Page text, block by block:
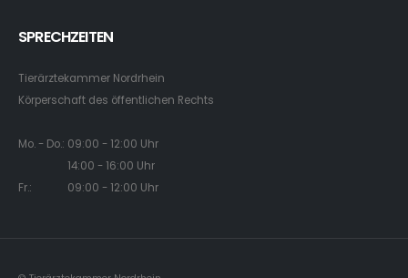
SPRECHZEITEN
Tierärztekammer Nordrhein
Körperschaft des öffentlichen Rechts
Mo. - Do.: 09:00 - 12:00 Uhr
14:00 - 16:00 Uhr
Fr.: 09:00 - 12:00 Uhr